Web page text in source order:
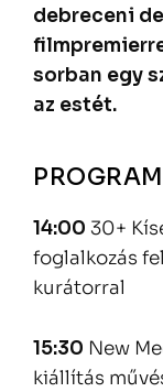
debreceni
sorban egy
az estét.
14:00 30+
foglalkozás
kurátorral
15:30 New
kiállítás